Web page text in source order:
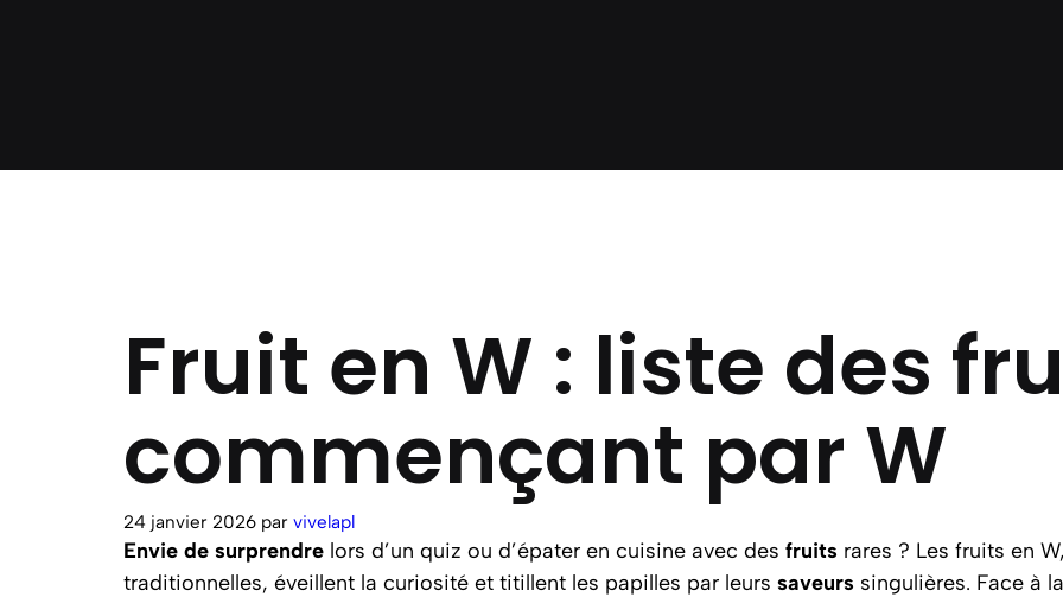
Fruit en W : liste des
commençant par W
24 janvier 2026 par vivelapl
Envie de surprendre lors d’un quiz ou d’épater en cuisine avec des fruits rares ? Les fruits en
traditionnelles, éveillent la curiosité et titillent les papilles par leurs saveurs singulières. Face à